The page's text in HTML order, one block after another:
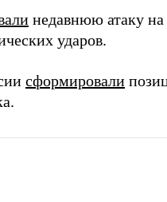
недавнюю атаку
ударов.
сформировали